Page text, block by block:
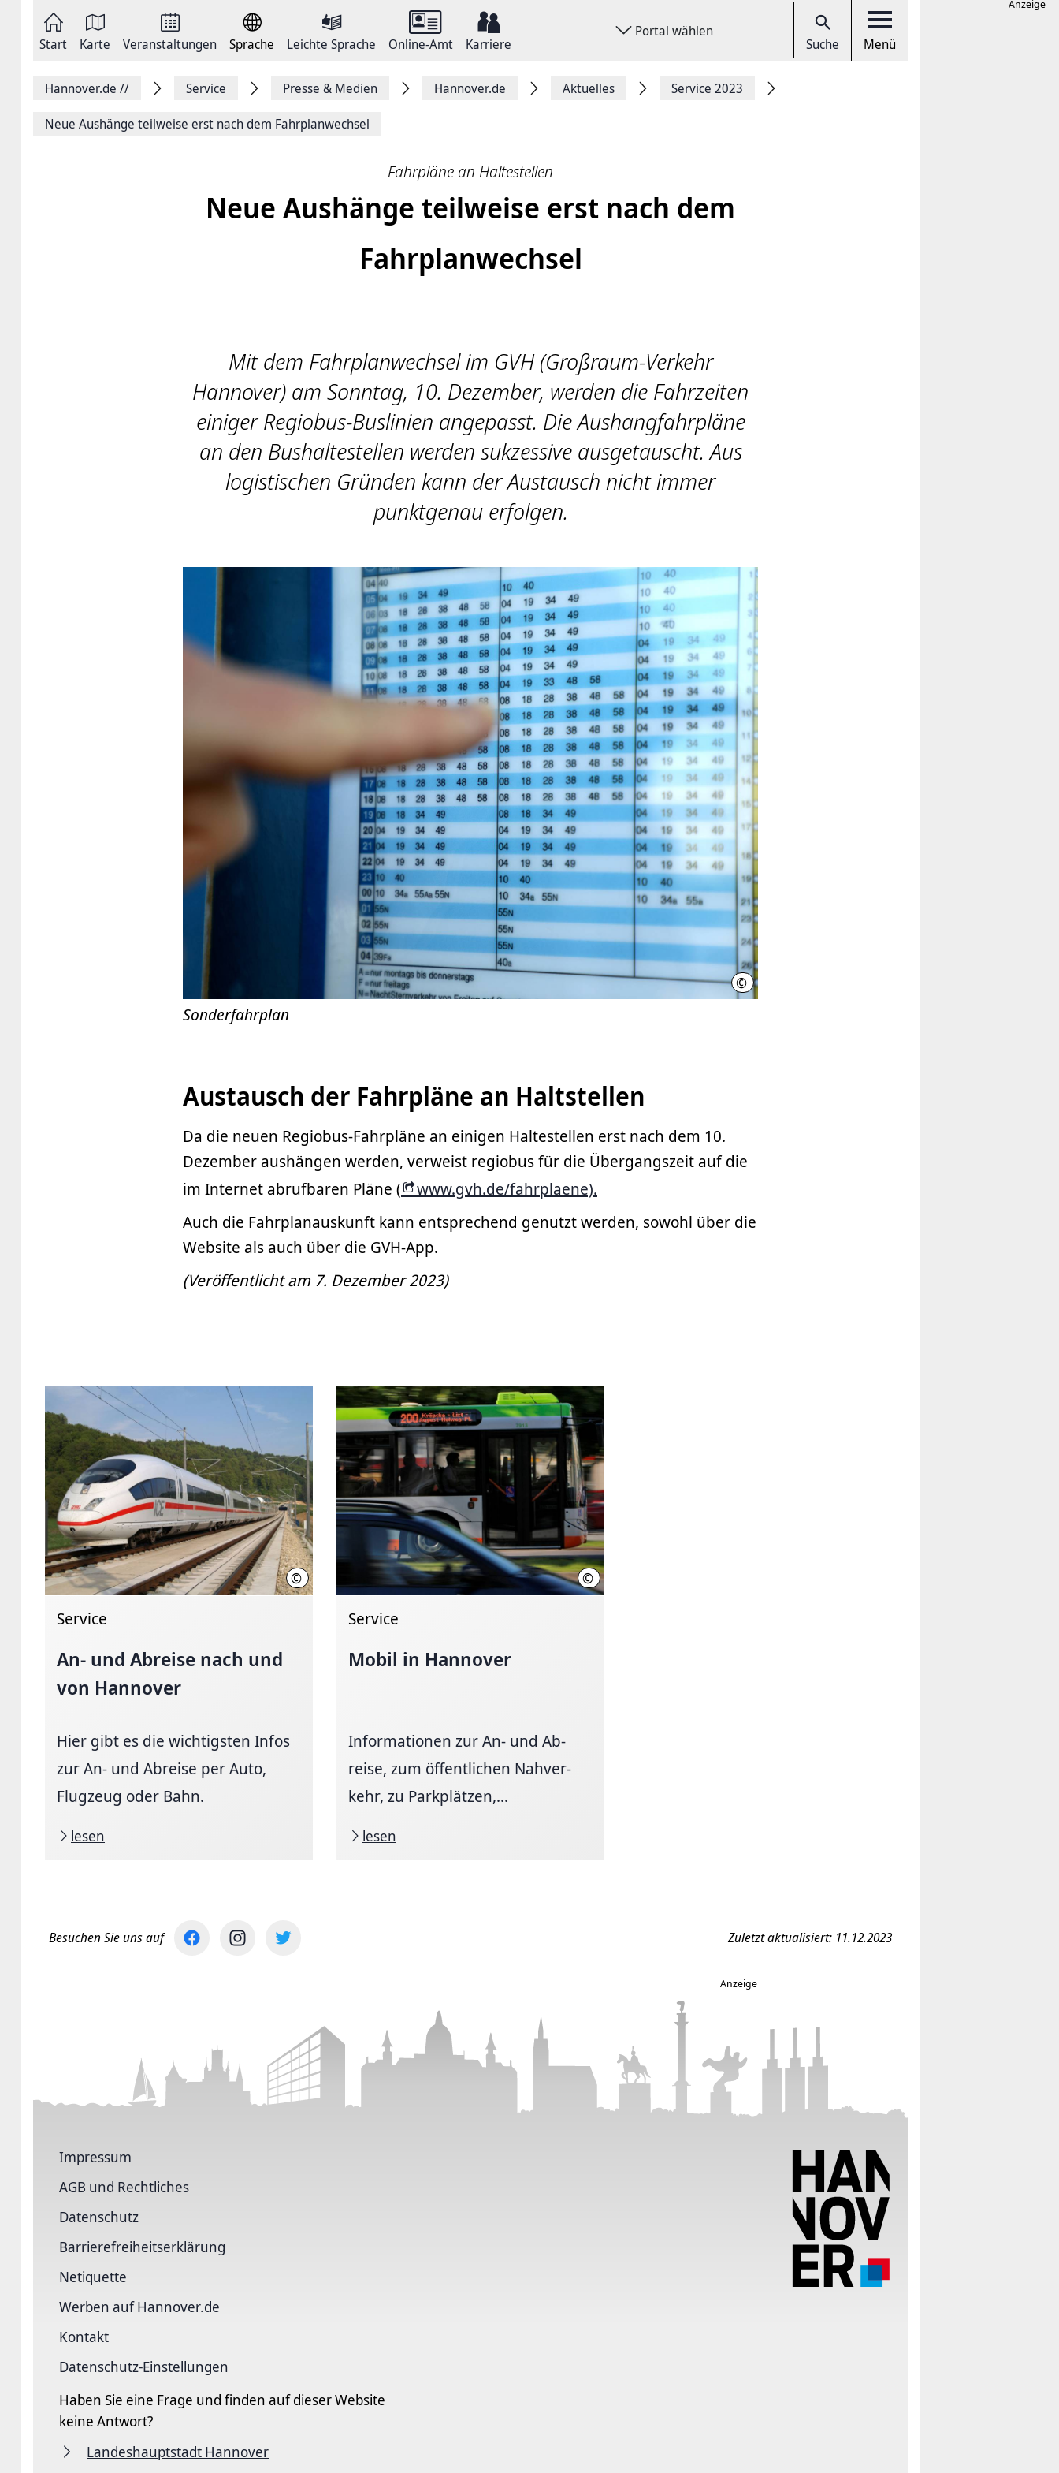
springen
Start Karte Veranstaltungen Sprache Leichte Sprache Online-Amt Karriere
Portal wählen
Suche Menü
FacebookHannover.de // Service Presse & Medien Hannover.de Aktuelles Service 2023
Neue Aushänge teil­weise erst nach dem Fahr­plan­wechsel
Fahrpläne an Haltestellen
Neue Aushänge teil­weise erst nach dem
Fahr­plan­wechsel
Mit dem Fahrplanwechsel im GVH (Großraum-Verkehr
Hannover) am Sonntag, 10. Dezember, werden die Fahrzeiten
einiger Regiobus-Buslinien angepasst. Die Aushangfahrpläne
an den Bushaltestellen werden sukzessive ausgetauscht. Aus
logistischen Gründen kann der Austausch nicht immer
punktgenau erfolgen.
© Üstra
Sonderfahrplan
Austausch der Fahrpläne an Haltstellen
Da die neuen Regiobus-Fahrpläne an einigen Haltestellen erst nach dem 10.
Dezember aushängen werden, verweist regiobus für die Übergangszeit auf die
im Internet abrufbaren Pläne (
www.gvh.de/fahrplaene).
Auch die Fahrplanauskunft kann entsprechend genutzt werden, sowohl über die
Website als auch über die GVH-App.
(Veröffentlicht am 7. Dezember 2023)
© Deutsche Bahn
Service
An- und Abreise nach und
von Hannover
Hier gibt es die wichtigsten Infos
zur An- und Abreise per Auto,
Flugzeug oder Bahn.
lesen
© Martin Bargel / üstra
Service
Mobil in Hannover
Informationen zur An- und Ab­
reise, zum öffent­li­chen Nah­ver­
kehr, zu Park­plätzen,...
lesen
Besuchen Sie uns auf Zuletzt aktualisiert: 11.12.2023
Anzeige
Impressum
AGB und Rechtliches
Datenschutz
Barriere­freiheits­erklärung
Netiquette
Werben auf Hannover.de
Kontakt
Datenschutz-Einstellungen
Haben Sie eine Frage und finden auf dieser Website
keine Antwort?
Landeshauptstadt Hannover
Anzeige